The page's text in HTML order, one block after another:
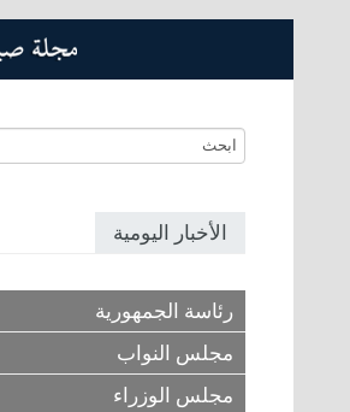
الأخبار اليومية
رئاسة الجمهورية
مجلس النواب
مجلس الوزراء